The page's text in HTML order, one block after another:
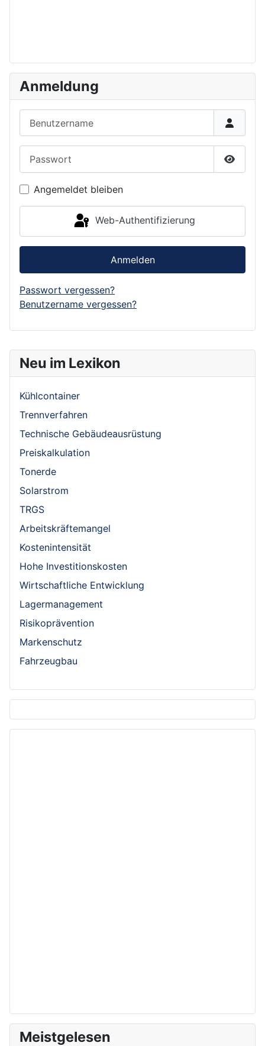
Neu im Lexikon
Kühlcontainer
Trennverfahren
Technische Gebäudeausrüstung
Preiskalkulation
Tonerde
Solarstrom
TRGS
Arbeitskräftemangel
Kostenintensität
Hohe Investitionskosten
Wirtschaftliche Entwicklung
Lagermanagement
Risikoprävention
Markenschutz
Fahrzeugbau
Meistgelesen
Anmeldung
Angemeldet bleiben
Web-Authentifizierung
Anmelden
Passwort vergessen?
Benutzername vergessen?